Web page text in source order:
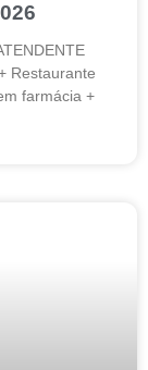
Restaurante
farmácia +